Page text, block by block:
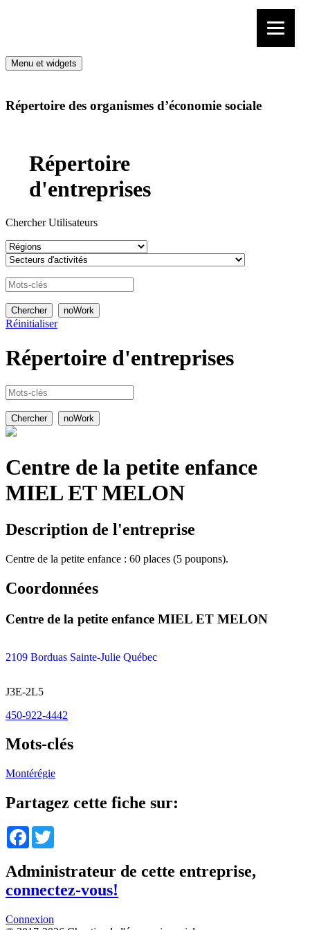
Menu et widgets
Répertoire des organismes d’économie sociale
Répertoire
d'entreprises
Chercher Utilisateurs
Réinitialiser
Répertoire d'entreprises
Centre de la petite enfance
MIEL ET MELON
Description de l'entreprise
Centre de la petite enfance : 60 places (5 poupons).
Coordonnées
Centre de la petite enfance MIEL ET MELON
2109 Borduas Sainte-Julie Québec
J3E-2L5
450-922-4442
Mots-clés
Montérégie
Partagez cette fiche sur:
Facebook
Administrateur de cette entreprise,
connectez-vous!
Connexion